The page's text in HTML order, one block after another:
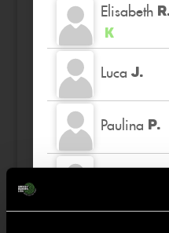
Elisabeth
K
Luca J.
Paulina P.